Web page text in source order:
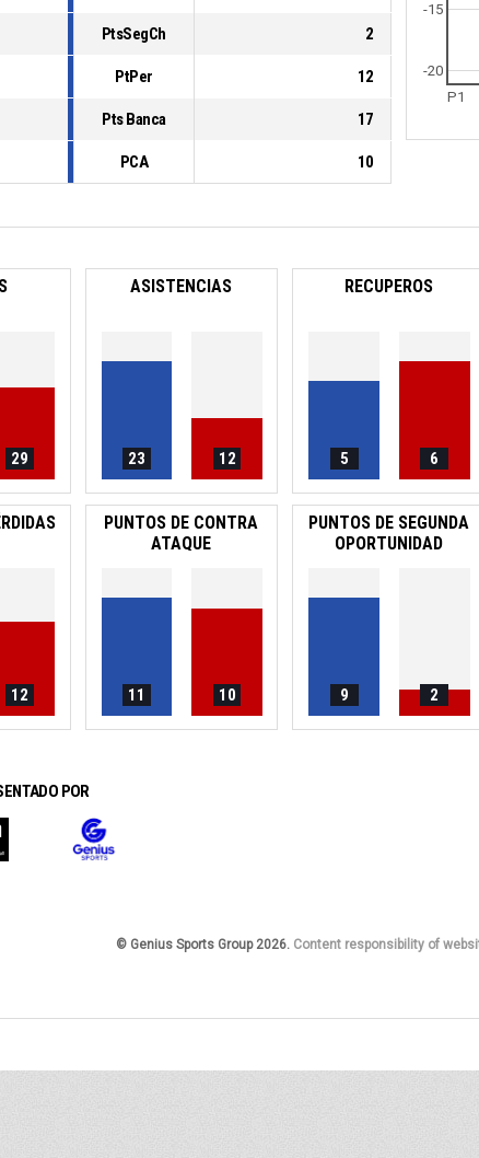
PtsSegCh 2
PtPer 12
Pts Banca 17
PCA 10
P1
-20
-15
29
ASISTENCIAS
23 12
RECUPEROS
5 6
12
PUNTOS DE CONTRA
ATAQUE
11 10
PUNTOS DE SEGUNDA
OPORTUNIDAD
9 2
POR
© Genius Sports Group 2026. Content responsibility of